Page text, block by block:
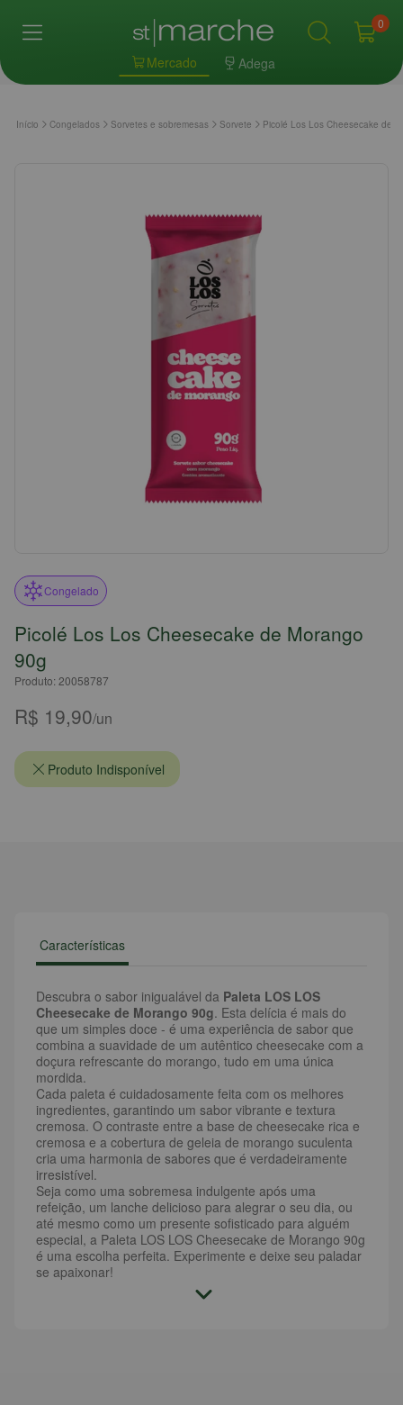
Mercado Adega
0
Início Congelados Sorvetes e sobremesas Sorvete Picolé Los Los Cheesecake de
Congelado
Picolé Los Los Cheesecake de Morango
90g
Produto: 20058787
R$ 19,90/un
Produto Indisponível
Características
Descubra o sabor inigualável da Paleta LOS LOS
Cheesecake de Morango 90g. Esta delícia é mais do
que um simples doce - é uma experiência de sabor que
combina a suavidade de um autêntico cheesecake com a
doçura refrescante do morango, tudo em uma única
mordida.
Cada paleta é cuidadosamente feita com os melhores
ingredientes, garantindo um sabor vibrante e textura
cremosa. O contraste entre a base de cheesecake rica e
cremosa e a cobertura de geleia de morango suculenta
cria uma harmonia de sabores que é verdadeiramente
irresistível.
Seja como uma sobremesa indulgente após uma
refeição, um lanche delicioso para alegrar o seu dia, ou
até mesmo como um presente sofisticado para alguém
especial, a Paleta LOS LOS Cheesecake de Morango 90g
é uma escolha perfeita. Experimente e deixe seu paladar
se apaixonar!